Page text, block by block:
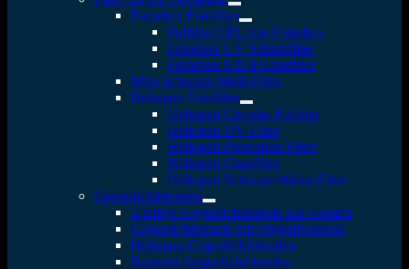
Fotodiox Fotofilter
Polfilter CPL von Fotodiox
Fotodiox UV Schutzfilter
Fotodiox ND 8 Graufilter
Milo Schwarz-Weiß-Filter
Heliopan Fotofilter
Heliopan Circular Polfilter
Heliopan UV-Filter
Heliopan-Protection Filter
Heliopan Graufilter
Heliopan Schwarz-Weiss-Filter
Gegenlichtblenden
3-teilige Gegenlichtblende aus Gummi
Gegenlichtblende mit Objektivdeckel
Heliopan Gegenlichtblenden
Bajonett Gegenlichtblenden